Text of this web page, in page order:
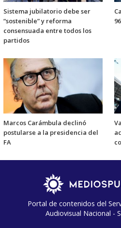
Sistema jubilatorio debe ser
“sostenible” y reforma
consensuada entre todos los
partidos
Marcos Carámbula declinó
postularse a la presidencia del
FA
Portal de contenidos del
Audiovisual Nacional -